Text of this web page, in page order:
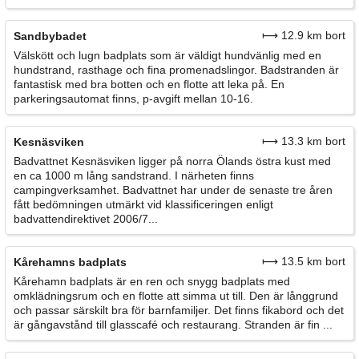
Sandbybadet
⟼ 12.9 km bort
Välskött och lugn badplats som är väldigt hundvänlig med en
hundstrand, rasthage och fina promenadslingor. Badstranden är
fantastisk med bra botten och en flotte att leka på. En
parkeringsautomat finns, p-avgift mellan 10-16.
Kesnäsviken
⟼ 13.3 km bort
Badvattnet Kesnäsviken ligger på norra Ölands östra kust med
en ca 1000 m lång sandstrand. I närheten finns
campingverksamhet. Badvattnet har under de senaste tre åren
fått bedömningen utmärkt vid klassificeringen enligt
badvattendirektivet 2006/7...
Kårehamns badplats
⟼ 13.5 km bort
Kårehamn badplats är en ren och snygg badplats med
omklädningsrum och en flotte att simma ut till. Den är långgrund
och passar särskilt bra för barnfamiljer. Det finns fikabord och det
är gångavstånd till glasscafé och restaurang. Stranden är fin ...